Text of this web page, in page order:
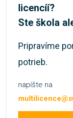
licencíí?
Ste škola
Pripravíme
potrieb.
napíšte na